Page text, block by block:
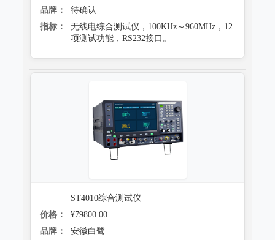
品牌：
待确认
指标：
无线电综合测试仪，100KHz～960MHz，12
项测试功能，RS232接口。
ST4010综合测试仪
价格：
¥79800.00
品牌：
安徽白鹭